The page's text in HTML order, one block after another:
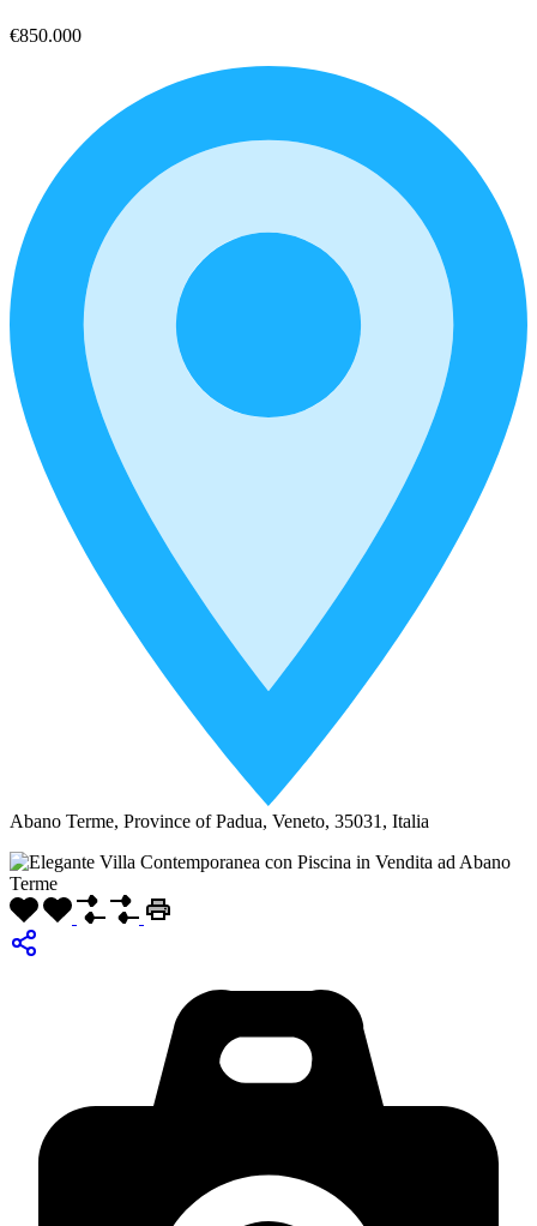
€850.000
Abano Terme, Province of Padua, Veneto, 35031, Italia